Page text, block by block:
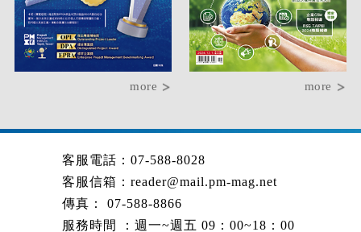
more more
客服電話：07-588-8028
客服信箱：reader@mail.pm-mag.net
傳真： 07-588-8866
服務時間 ：週一~週五 09：00~18：00